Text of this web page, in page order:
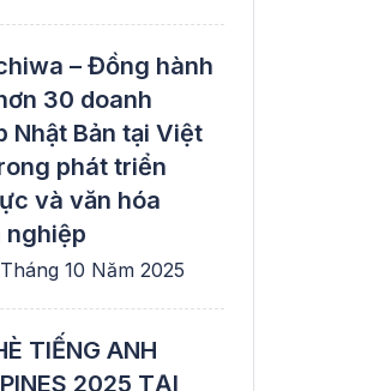
– Đồng hành
30 doanh
Nhật Bản tại Việt
phát triển
và văn hóa
nghiệp
10 Năm 2025
TIẾNG ANH
2025 TẠI